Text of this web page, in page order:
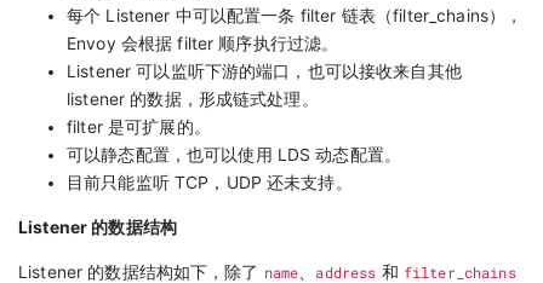
每个 Listener 中可以配置一条 filter 链表（filter_chains），
Envoy 会根据 filter 顺序执行过滤。
Listener 可以监听下游的端口，也可以接收来自其他
listener 的数据，形成链式处理。
filter 是可扩展的。
可以静态配置，也可以使用 LDS 动态配置。
目前只能监听 TCP，UDP 还未支持。
Listener 的数据结构
Listener 的数据结构如下，除了 name address 和 filter_chains